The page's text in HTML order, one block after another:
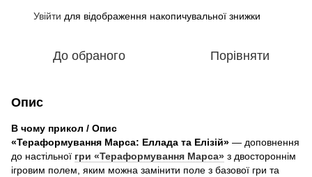
Увійти для відображення накопичувальної знижки
До обраного Порівняти
Опис
В чому прикол / Опис
«Тераформування Марса: Еллада та Елізій» — доповнення
до настільної гри «Тераформування Марса» з двостороннім
ігровим полем, яким можна замінити поле з базової гри та